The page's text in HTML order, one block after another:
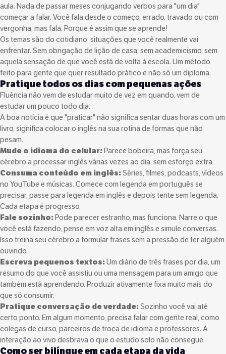
aula. Nada de passar meses conjugando verbos para "um dia"
começar a falar. Você fala desde o começo, errado, travado ou com
vergonha, mas fala. Porque é assim que se aprende!
Os temas são do cotidiano: situações que você realmente vai
enfrentar. Sem obrigação de lição de casa, sem academicismo, sem
aquela sensação de que você está de volta à escola. Um método
feito para gente que quer resultado prático e não só um diploma.
Pratique todos os dias com pequenas ações
Fluência não vem de estudar muito de vez em quando, vem de
estudar um pouco todo dia.
A boa notícia é que "praticar" não significa sentar duas horas com um
livro, significa colocar o inglês na sua rotina de formas que não
pesam.
Mude o idioma do celular:Parece bobeira, mas força seu
cérebro a processar inglês várias vezes ao dia, sem esforço extra.
Consuma conteúdo em inglês:Séries, filmes, podcasts, vídeos
no YouTube e músicas. Comece com legenda em português se
precisar, passe para legenda em inglês e depois tente sem legenda.
Cada etapa é progresso.
Fale sozinho:Pode parecer estranho, mas funciona. Narre o que
você está fazendo, pense em voz alta em inglês e simule conversas.
Isso treina seu cérebro a formular frases sem a pressão de ter alguém
ouvindo.
Escreva pequenos textos:Um diário de três frases por dia, um
resumo do que você assistiu ou uma mensagem para um amigo que
também está aprendendo. Produzir ativamente fixa muito mais do
que só consumir.
Pratique conversação de verdade:Sozinho você vai até
certo ponto. Em algum momento, precisa falar com gente real, como
colegas de curso, parceiros de troca de idioma e professores. A
interação ao vivo desbrava o que o estudo solo não consegue.
Como ser bilíngue em cada etapa da vida